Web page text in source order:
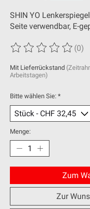
SHIN YO
Seite verwendbar, E-
Die Bewertung dieses
(0)
Mit Lieferrückstand
Arbeitstagen)
Bitte wählen Sie: *
Menge:
Zum
Zur